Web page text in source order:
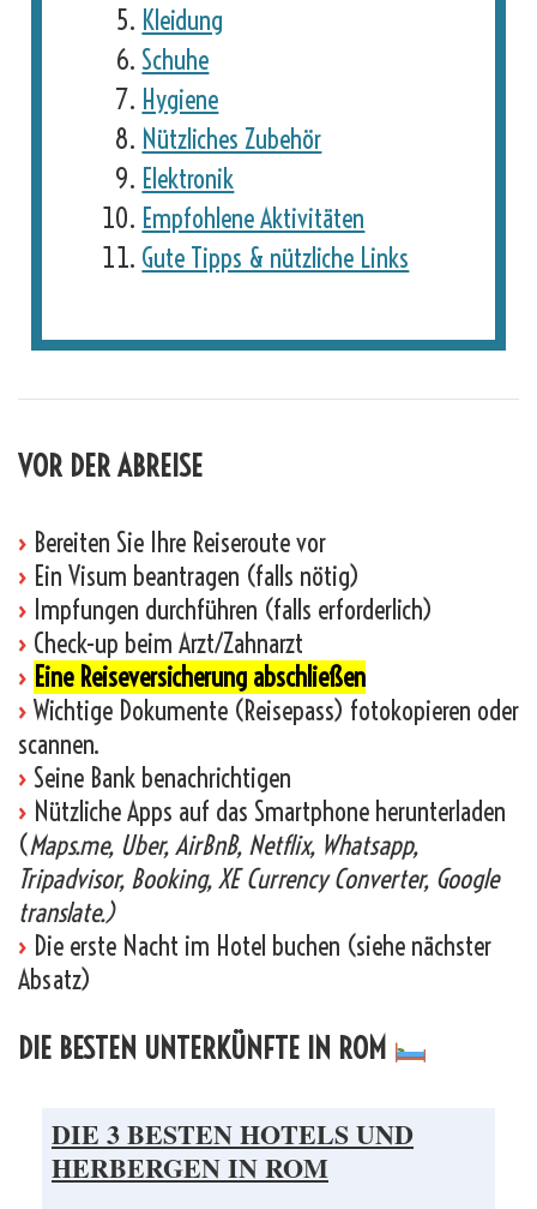
Kleidung
Schuhe
Hygiene
Nützliches Zubehör
Elektronik
Empfohlene Aktivitäten
Gute Tipps & nützliche Links
VOR DER ABREISE
› Bereiten Sie Ihre Reiseroute vor
› Ein Visum beantragen (falls nötig)
› Impfungen durchführen (falls erforderlich)
› Check-up beim Arzt/Zahnarzt
› Eine Reiseversicherung abschließen
› Wichtige Dokumente (Reisepass) fotokopieren oder
scannen.
› Seine Bank benachrichtigen
› Nützliche Apps auf das Smartphone herunterladen
(Maps.me, Uber, AirBnB, Netflix, Whatsapp,
Tripadvisor, Booking, XE Currency Converter, Google
translate.)
› Die erste Nacht im Hotel buchen (siehe nächster
Absatz)
DIE BESTEN UNTERKÜNFTE IN ROM
DIE 3 BESTEN HOTELS UND
HERBERGEN IN ROM